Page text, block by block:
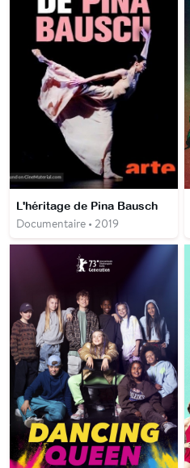
L'héritage de Pina Bausch
Documentaire • 2019